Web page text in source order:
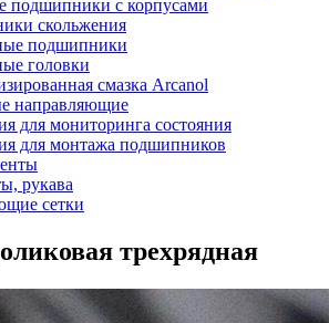
подшипники с корпусами
скольжения
подшипники
головки
смазка Arcanol
направляющие
для мониторинга состояния
для монтажа подшипников
рукава
сетки
трехрядная